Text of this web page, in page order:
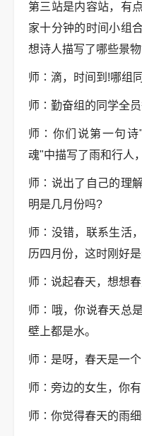
第三站是内容站，有
家十分钟的时间小组
想诗人描写了哪些景物
师 ∶ 滴，时间到 !哪组
师 ∶ 勤奋组的同学全
师 ∶ 你们说第一句诗"
魂"中描写了雨和行人
师 ∶ 说出了自己的理
明是几月份吗?
师 ∶ 没错，联系生活
历四月份，这时刚好是
师 ∶ 说起春天，想想
师 ∶ 哦，你说春天总
壁上都是水。
师 ∶ 是呀，春天是一个
师 ∶ 旁边的女生，你
师 ∶ 你觉得春天的雨细